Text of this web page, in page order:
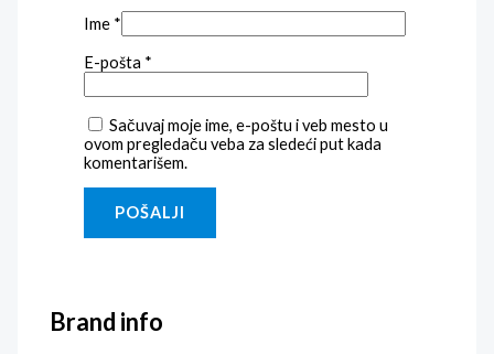
Ime *
E-pošta *
Sačuvaj moje ime, e-poštu i veb mesto u
ovom pregledaču veba za sledeći put kada
komentarišem.
Brand info